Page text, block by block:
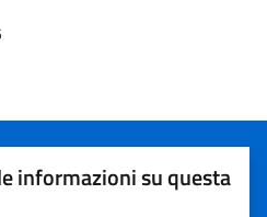
informazioni su questa